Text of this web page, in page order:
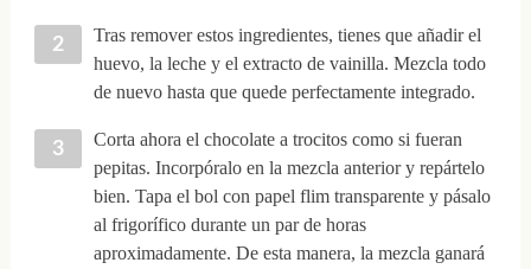
Tras remover estos ingredientes, tienes que añadir el
huevo, la leche y el extracto de vainilla. Mezcla todo
de nuevo hasta que quede perfectamente integrado.
Corta ahora el chocolate a trocitos como si fueran
pepitas. Incorpóralo en la mezcla anterior y repártelo
bien. Tapa el bol con papel flim transparente y pásalo
al frigorífico durante un par de horas
aproximadamente. De esta manera, la mezcla ganará